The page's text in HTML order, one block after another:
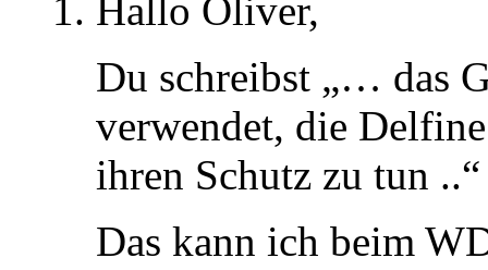
Hallo Oliver,
Du schreibst „… das
verwendet, die
ihren Schutz zu tun ..“
Das kann ich beim